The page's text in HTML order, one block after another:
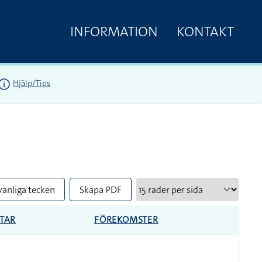
INFORMATION KONTAKT
Hjälp/Tips
tecken Skapa PDF
FÖREKOMSTER